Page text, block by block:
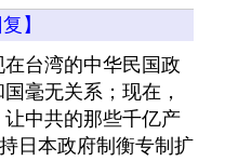
】
台湾的中华民国政
毫无关系；现在，
中共的那些千亿产
日本政府制衡专制扩